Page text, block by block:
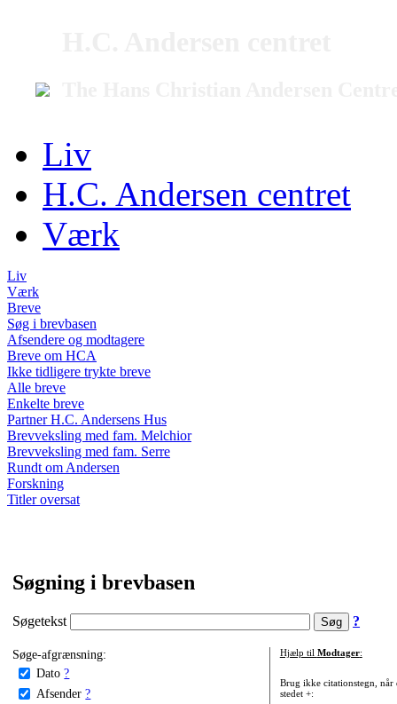
Liv
H.C. Andersen centret
Værk
Liv
Værk
Breve
Søg i brevbasen
Afsendere og modtagere
Breve om HCA
Ikke tidligere trykte breve
Alle breve
Enkelte breve
Partner H.C. Andersens Hus
Brevveksling med fam. Melchior
Brevveksling med fam. Serre
Rundt om Andersen
Forskning
Titler oversat
Søgning i brevbasen
Søgetekst ?
Søge-afgrænsning:
Dato ?
Afsender ?
Hjælp til Modtager:
Brug ikke citationstegn, når
stedet +: